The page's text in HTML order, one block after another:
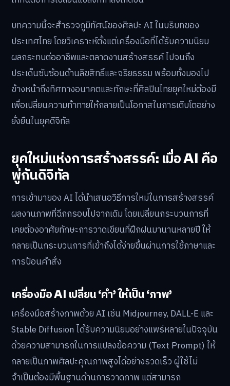
บทความนี้จะสำรวจภูมิทัศน์ของศิลปะ AI ในบริบทของ
ประเทศไทย โดยวิเคราะห์ตั้งแต่เครื่องมือที่ได้รับความนิยม
ผลกระทบต่ออาชีพและตลาดงานสร้างสรรค์ ไปจนถึง
ประเด็นซับซ้อนด้านลิขสิทธิ์และจริยธรรม พร้อมทั้งมองไป
ข้างหน้าถึงทิศทางอนาคตและทักษะที่ศิลปินไทยยุคใหม่ต้องมี
เพื่อเปลี่ยนความท้าทายให้กลายเป็นโอกาสในการเติบโตอย่าง
ยั่งยืนในยุคดิจิทัล
ยุคใหม่แห่งการสร้างสรรค์: เมื่อ AI คือ
พู่กันดิจิทัล
การเข้ามาของ AI ได้นำเสนอวิธีการใหม่ในการสร้างสรรค์
ผลงานภาพที่ฉีกกรอบไปจากเดิม โดยเปลี่ยนกระบวนการที่
เคยต้องอาศัยทักษะการวาดเขียนที่ฝึกฝนมานานหลายปี ให้
กลายเป็นกระบวนการที่เข้าถึงได้ง่ายขึ้นผ่านการใช้ภาษาและ
การป้อนคำสั่ง
เครื่องมือ AI เปลี่ยน ‘คำ’ ให้เป็น ‘ภาพ’
เครื่องมือสร้างภาพด้วย AI เช่น Midjourney, DALL-E และ
Stable Diffusion ได้รับความนิยมอย่างแพร่หลายในปัจจุบัน
ด้วยความสามารถในการแปลงข้อความ (Text Prompt) ให้
กลายเป็นภาพศิลปะคุณภาพสูงได้อย่างรวดเร็ว ผู้ใช้ไม่
จำเป็นต้องมีพื้นฐานด้านการวาดภาพ แต่สามารถ